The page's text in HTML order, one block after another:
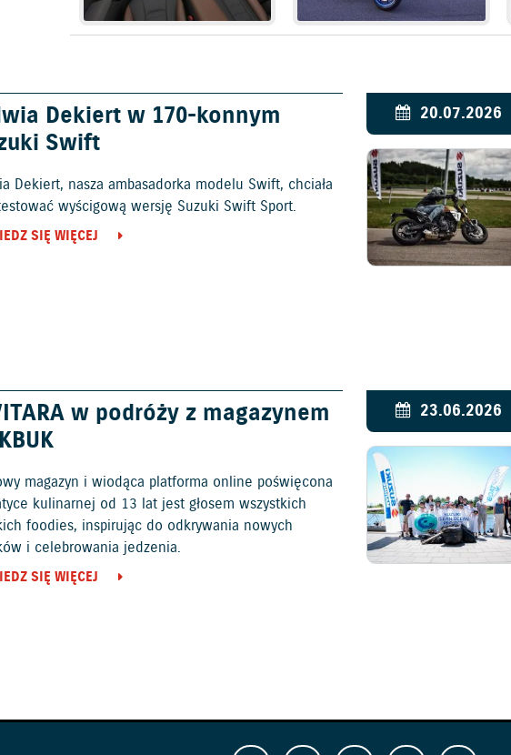
Dekiert w 170-konnym
Swift
Dekiert, nasza ambasadorka modelu Swift, chciała
wyścigową wersję Suzuki Swift Sport.
SIĘ WIĘCEJ
20.07.2026
w podróży z magazynem
magazyn i wiodąca platforma online poświęcona
kulinarnej od 13 lat jest głosem wszystkich
foodies, inspirując do odkrywania nowych
i celebrowania jedzenia.
SIĘ WIĘCEJ
23.06.2026